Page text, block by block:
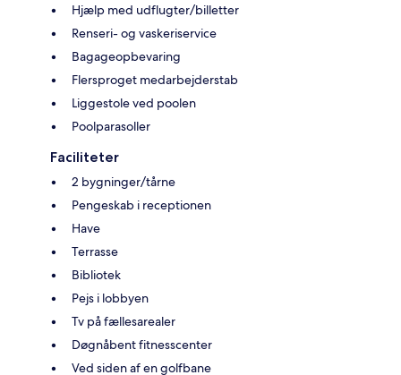
Hjælp med udflugter/billetter
Renseri- og vaskeriservice
Bagageopbevaring
Flersproget medarbejderstab
Liggestole ved poolen
Poolparasoller
Faciliteter
2 bygninger/tårne
Pengeskab i receptionen
Have
Terrasse
Bibliotek
Pejs i lobbyen
Tv på fællesarealer
Døgnåbent fitnesscenter
Ved siden af en golfbane